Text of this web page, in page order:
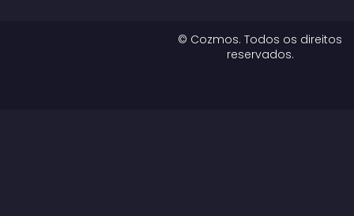
© Cozmos. Todos os direitos
reservados.